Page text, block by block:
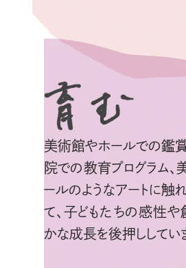
美術館やホールでの鑑
院での教育プログラム、
ールのようなアートに触
て、子どもたちの感性
かな成長を後押ししてい